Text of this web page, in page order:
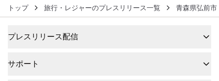
トップ 旅行・レジャーのプレスリリース一覧 青森県弘前市
プレスリリース配信
サポート